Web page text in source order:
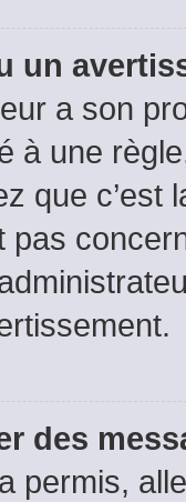
un
a son
à une
que c’est
pas
des
permis,